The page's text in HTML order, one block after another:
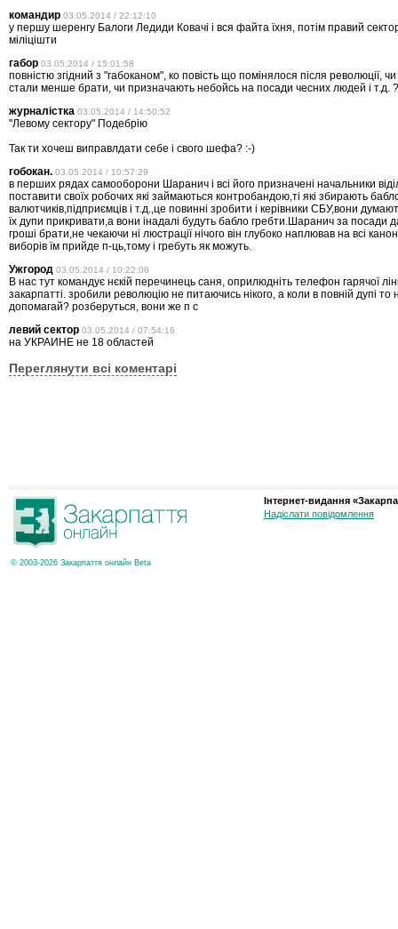
командир 03.05.2014 / 22:12:10
у першу шеренгу Балоги Ледиди Ковачі і вся файта їхня, потім правий
міліцішти
габор 03.05.2014 / 15:01:58
повністю згідний з "габоканом", ко повість що помінялося після революції,
стали менше брати, чи призначають небойсь на посади чесних людей і т.д. ?
журналістка 03.05.2014 / 14:50:52
"Левому сектору" Подебрію
Так ти хочеш виправлдати себе і свого шефа? :-)
гобокан. 03.05.2014 / 10:57:29
в перших рядах самооборони Шаранич і всі його призначені начальники
поставити своїх робочих які займаються контробандою,ті які збирають
валютчиків,підприємців і т.д.,це повинні зробити і керівники СБУ,вони
їх дупи прикривати,а вони інадалі будуть бабло гребти.Шаранич за посади
гроші брати,не чекаючи ні люстрації нічого він глубоко наплював на всі
виборів їм прийде п-ць,тому і гребуть як можуть.
Ужгород 03.05.2014 / 10:22:08
В нас тут командує нєкій перечинець саня, оприлюдніть телефон гарячої
закарпатті. зробили революцію не питаючись нікого, а коли в повній дупі то
допомагай? розберуться, вони же п с
левий сектор 03.05.2014 / 07:54:16
на УКРАИНЕ не 18 областей
Переглянути всі коментарі
© 2003-2026 Закарпаття онлайн Beta
Інтернет-видання
Надіслати повідомлення